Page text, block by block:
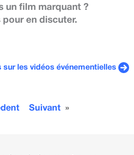
un film marquant ?
en discuter.
sur les vidéos événementielles
Suivant »